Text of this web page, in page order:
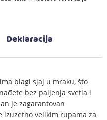
Deklaracija
blagi sjaj u mraku, što
bez paljenja svetla i
je zagarantovan
izuzetno velikim rupama za